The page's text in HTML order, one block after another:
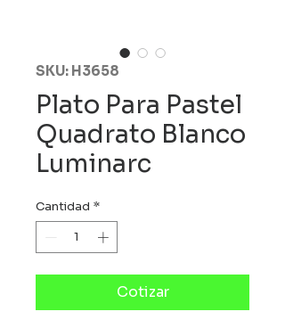
SKU: H3658
Plato Para Pastel
Quadrato Blanco
Luminarc
Cantidad *
Cotizar